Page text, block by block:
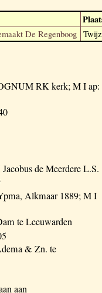
De Regenboog
RK kerk; M I ap:
de Meerdere L.S.
Alkmaar 1889; M I
te Leeuwarden
& Zn. te
aan